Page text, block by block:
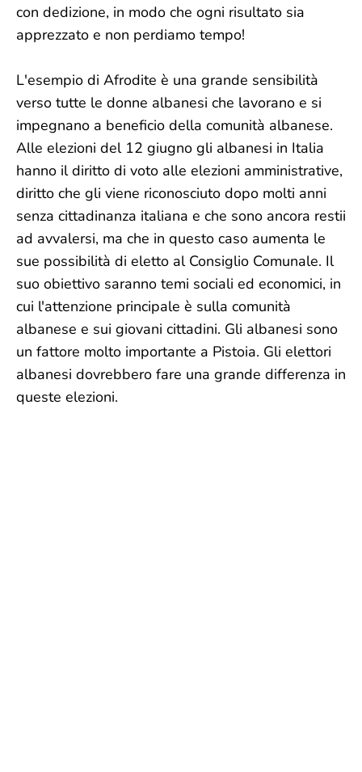
con dedizione, in modo che ogni risultato sia
apprezzato e non perdiamo tempo!
L'esempio di Afrodite è una grande sensibilità
verso tutte le donne albanesi che lavorano e si
impegnano a beneficio della comunità albanese.
Alle elezioni del 12 giugno gli albanesi in Italia
hanno il diritto di voto alle elezioni amministrative,
diritto che gli viene riconosciuto dopo molti anni
senza cittadinanza italiana e che sono ancora restii
ad avvalersi, ma che in questo caso aumenta le
sue possibilità di eletto al Consiglio Comunale. Il
suo obiettivo saranno temi sociali ed economici, in
cui l'attenzione principale è sulla comunità
albanese e sui giovani cittadini. Gli albanesi sono
un fattore molto importante a Pistoia. Gli elettori
albanesi dovrebbero fare una grande differenza in
queste elezioni.